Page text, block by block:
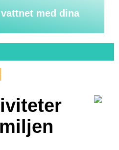
med dina